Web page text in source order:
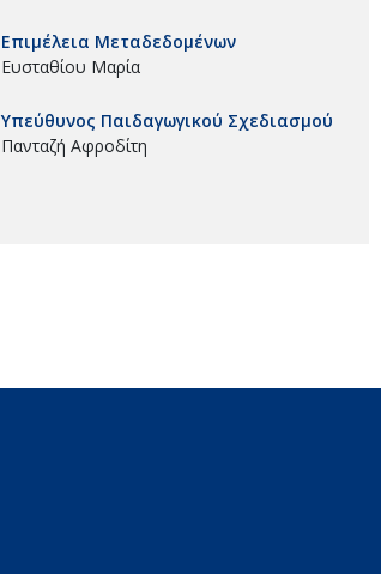
Επιμέλεια Μεταδεδομένων
Ευσταθίου Μαρία
Υπεύθυνος Παιδαγωγικού Σχεδιασμού
Πανταζή Αφροδίτη